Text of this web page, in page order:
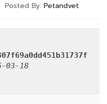
Posted By: Petandvet
03-18